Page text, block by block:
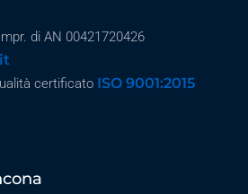
di AN 00421720426
certificato ISO 9001:2015